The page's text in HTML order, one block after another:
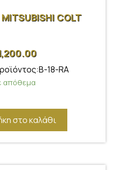
COLT
18-RA
απόθεμα
στο καλάθι